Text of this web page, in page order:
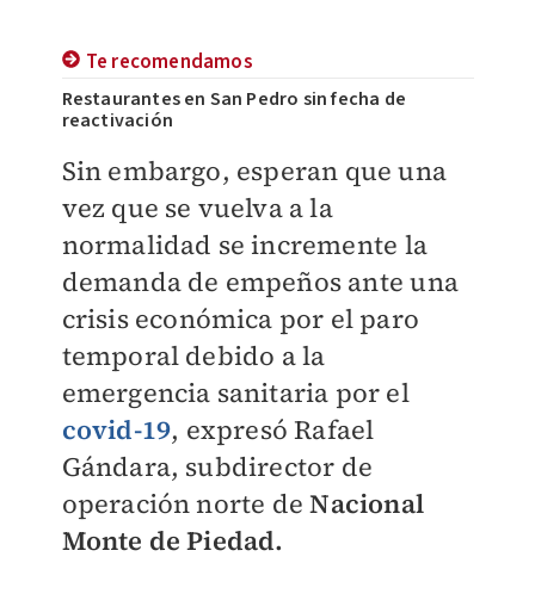
Te recomendamos
Restaurantes en San Pedro sin fecha de
reactivación
Sin embargo, esperan que una
vez que se vuelva a la
normalidad se incremente la
demanda de empeños ante una
crisis económica por el paro
temporal debido a la
emergencia sanitaria por el
covid-19, expresó Rafael
Gándara, subdirector de
operación norte deNacional
Monte de Piedad.